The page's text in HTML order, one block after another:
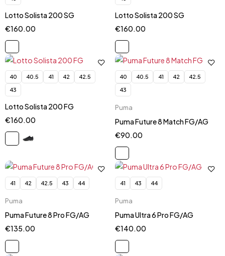
Lotto Solista 200 SG
€160.00
Lotto Solista 200 SG
€160.00
40 40.5 41 42
42.5
43
Lotto Solista 200 FG
€160.00
40 40.5 41 42
42.5
43
Puma
Puma Future 8 Match FG/AG
€90.00
41 42 42.5 43 44
Puma
Puma Future 8 Pro FG/AG
€135.00
41 43 44
Puma
Puma Ultra 6 Pro FG/AG
€140.00